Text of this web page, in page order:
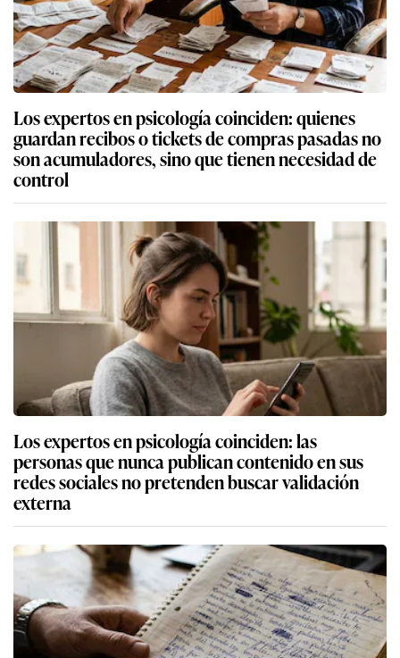
Los expertos en psicología coinciden: quienes
guardan recibos o tickets de compras pasadas no
son acumuladores, sino que tienen necesidad de
control
Los expertos en psicología coinciden: las
personas que nunca publican contenido en sus
redes sociales no pretenden buscar validación
externa